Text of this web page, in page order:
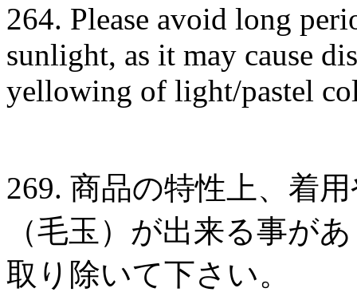
264. Please avoid long
sunlight, as it may cause
yellowing of light/pastel
269. 商品の特性上、着
（毛玉）が出来る事が
取り除いて下さい。